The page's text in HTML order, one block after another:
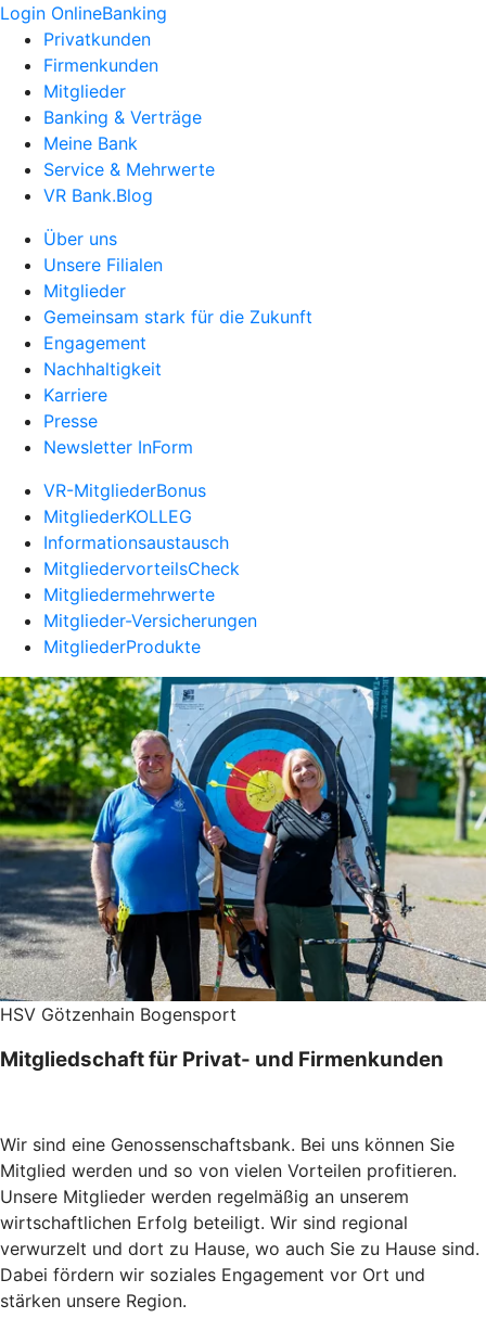
Login OnlineBanking
Privatkunden
Firmenkunden
Mitglieder
Banking & Verträge
Meine Bank
Service & Mehrwerte
VR Bank.Blog
Über uns
Unsere Filialen
Mitglieder
Gemeinsam stark für die Zukunft
Engagement
Nachhaltigkeit
Karriere
Presse
Newsletter InForm
VR-MitgliederBonus
MitgliederKOLLEG
Informationsaustausch
MitgliedervorteilsCheck
Mitgliedermehrwerte
Mitglieder-Versicherungen
MitgliederProdukte
HSV Götzenhain Bogensport
Mitgliedschaft für Privat- und Firmenkunden
Wir sind eine Genossenschaftsbank. Bei uns können Sie
Mitglied werden und so von vielen Vorteilen profitieren.
Unsere Mitglieder werden regelmäßig an unserem
wirtschaftlichen Erfolg beteiligt. Wir sind regional
verwurzelt und dort zu Hause, wo auch Sie zu Hause sind.
Dabei fördern wir soziales Engagement vor Ort und
stärken unsere Region.